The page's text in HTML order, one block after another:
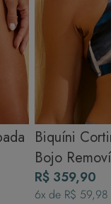
Biquíni
Bojo
R$ 359,90
6x de R$ 59,98